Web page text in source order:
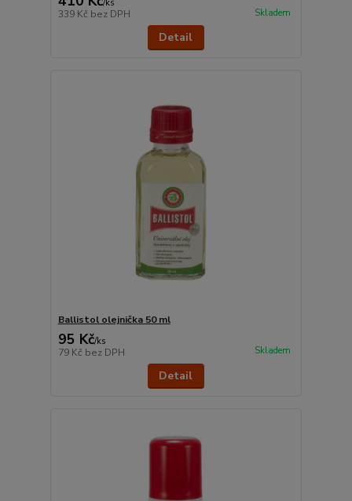
/ks
339 Kč bez DPH Skladem
Detail
Ballistol olejnička 50 ml
95 Kč/ks
79 Kč bez DPH Skladem
Detail